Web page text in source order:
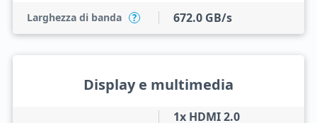
Larghezza di banda ? 672.0 GB/s
Display e multimedia
1x HDMI 2.0